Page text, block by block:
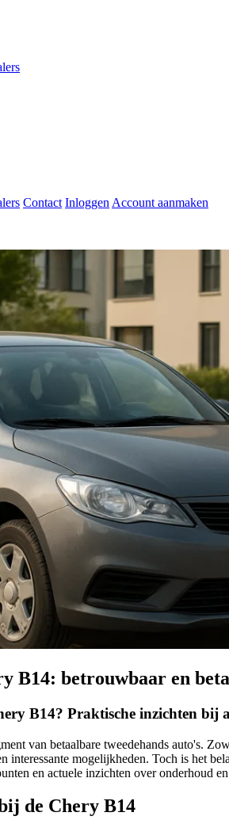
Contact Inloggen Account aanmaken
B14: betrouwbaar en
B14? Praktische inzichten bij
van betaalbare tweedehands auto's.
interessante mogelijkheden. Toch is het
en actuele inzichten over onderhoud
de Chery B14